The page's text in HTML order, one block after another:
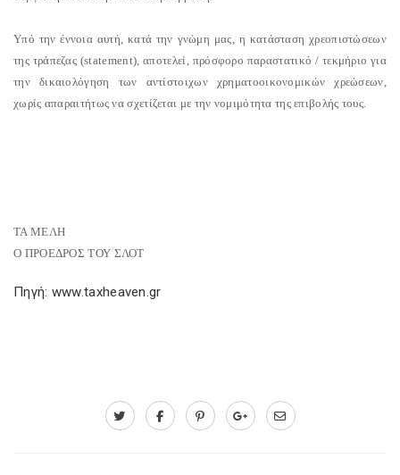
Υπό την έννοια αυτή, κατά την γνώμη μας, η κατάσταση χρεοπιστώσεων
της τράπεζας (statement), αποτελεί, πρόσφορο παραστατικό / τεκμήριο για
την δικαιολόγηση των αντίστοιχων χρηματοοικονομικών χρεώσεων,
χωρίς απαραιτήτως να σχετίζεται με την νομιμότητα της επιβολής τους.
ΤΑ ΜΕΛΗ
Ο ΠΡΟΕΔΡΟΣ ΤΟΥ ΣΛΟΤ
Πηγή: www.taxheaven.gr